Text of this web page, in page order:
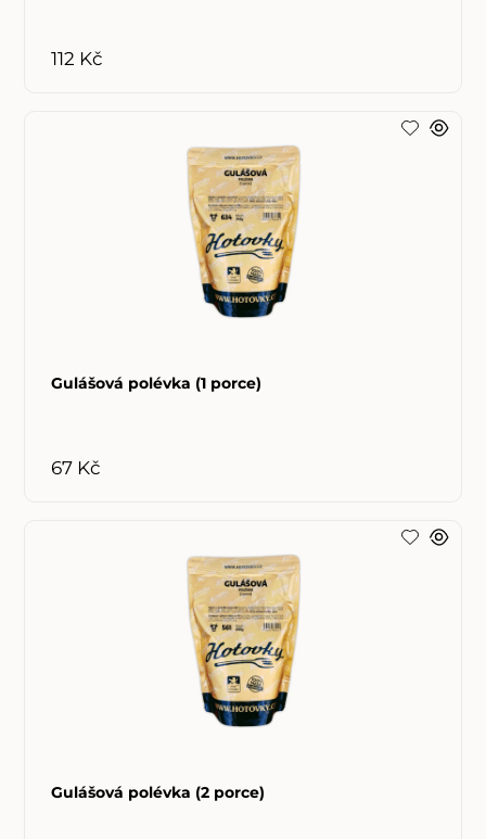
112 Kč
Gulášová polévka (1 porce)
67 Kč
Gulášová polévka (2 porce)